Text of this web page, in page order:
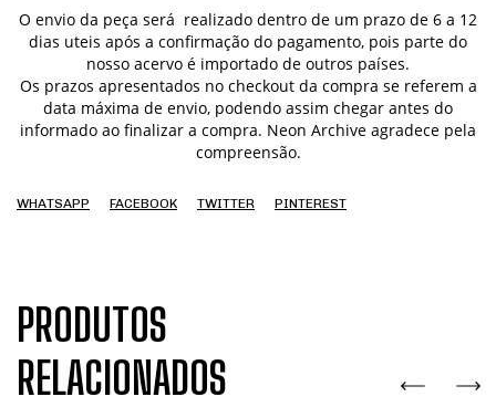
O envio da peça será realizado dentro de um prazo de 6 a 12
dias uteis após a confirmação do pagamento, pois parte do
nosso acervo é importado de outros países.
Os prazos apresentados no checkout da compra se referem a
data máxima de envio, podendo assim chegar antes do
informado ao finalizar a compra. Neon Archive agradece pela
compreensão.
WHATSAPP FACEBOOK TWITTER PINTEREST
PRODUTOS
RELACIONADOS